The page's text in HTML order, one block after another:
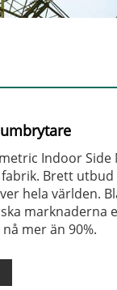
Indoor Side
Brett utbud
hela världen.
marknaderna
mer än 90%.